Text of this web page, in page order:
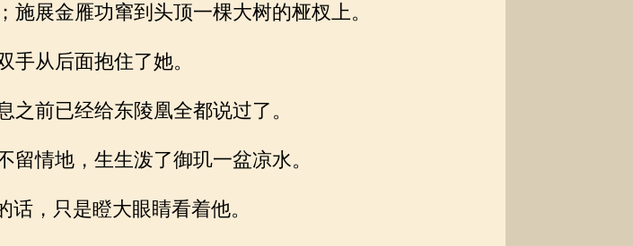
展金雁功窜到头顶一棵大树的桠杈上。
从后面抱住了她。
前已经给东陵凰全都说过了。
情地，生生泼了御玑一盆凉水。
，只是瞪大眼睛看着他。